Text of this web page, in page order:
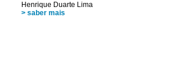
Henrique Duarte Lima
> saber mais